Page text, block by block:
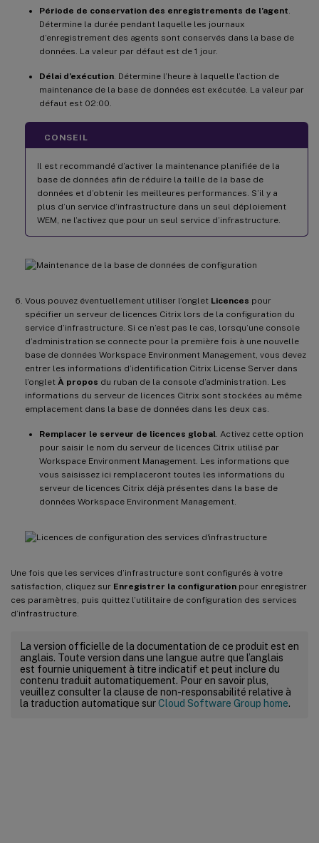
Période de conservation des enregistrements de l’agent
Détermine la durée pendant laquelle les journaux
d’enregistrement des agents sont conservés dans la base de
données. La valeur par défaut est de 1 jour.
Délai d’exécution . Détermine l’heure à laquelle l’action de
maintenance de la base de données est exécutée. La valeur par
défaut est 02:00.
CONSEIL
Il est recommandé d’activer la maintenance planifiée de la
base de données afin de réduire la taille de la base de
données et d’obtenir les meilleures performances. S’il y a
plus d’un service d’infrastructure dans un seul déploiement
WEM, ne l’activez que pour un seul service d’infrastructure.
Vous pouvez éventuellement utiliser l’onglet Licences pour
spécifier un serveur de licences Citrix lors de la configuration du
service d’infrastructure. Si ce n’est pas le cas, lorsqu’une console
d’administration se connecte pour la première fois à une nouvelle
base de données Workspace Environment Management, vous devez
entrer les informations d’identification Citrix License Server dans
l’onglet À propos du ruban de la console d’administration. Les
informations du serveur de licences Citrix sont stockées au même
emplacement dans la base de données dans les deux cas.
Remplacer le serveur de licences global . Activez cette option
pour saisir le nom du serveur de licences Citrix utilisé par
Workspace Environment Management. Les informations que
vous saisissez ici remplaceront toutes les informations du
serveur de licences Citrix déjà présentes dans la base de
données Workspace Environment Management.
Une fois que les services d’infrastructure sont configurés à votre
satisfaction, cliquez sur Enregistrer la configuration pour enregistrer
ces paramètres, puis quittez l’utilitaire de configuration des services
d’infrastructure.
La version officielle de la documentation de ce produit est en
anglais. Toute version dans une langue autre que l’anglais
est fournie uniquement à titre indicatif et peut inclure du
contenu traduit automatiquement. Pour en savoir plus,
veuillez consulter la clause de non-responsabilité relative à
la traduction automatique surCloud Software Group home.